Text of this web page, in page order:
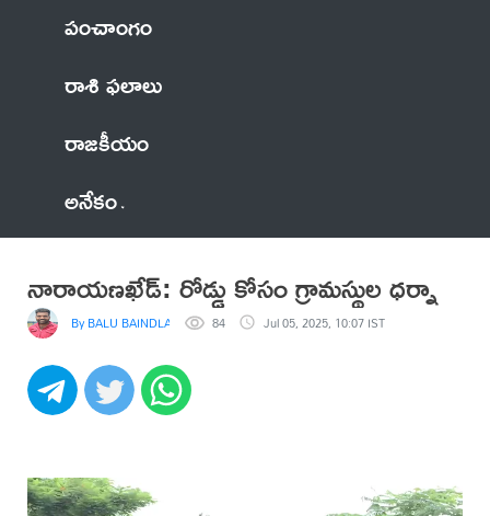
పంచాంగం
రాశి ఫలాలు
రాజకీయం
అనేకం
నారాయణఖేడ్: రోడ్డు కోసం గ్రామస్థుల ధర్నా
By BALU BAINDLA 84 Jul 05, 2025, 10:07 IST